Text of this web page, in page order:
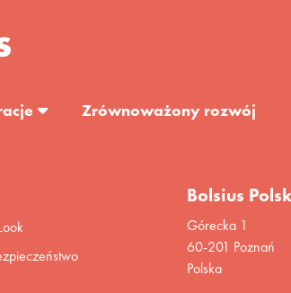
Zrównoważony rozwój
Bolsius
Górecka 1
60-201 Poznań
Polska